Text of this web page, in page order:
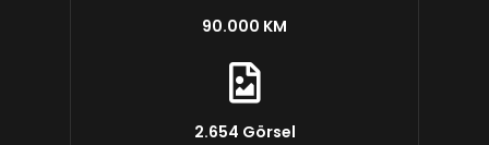
90.000 KM
2.654 Görsel